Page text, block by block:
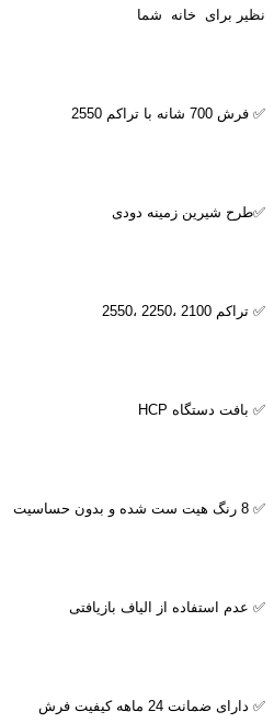
نظیر برای خانه شما
✅ فرش 700 شانه با تراکم 2550
✅طرح شیرین زمینه دودی
✅ تراکم 2100 ،2250 ،2550
✅ بافت دستگاه HCP
✅ 8 رنگ هیت ست شده و بدون حساسیت
✅ عدم استفاده از الیاف بازیافتی
✅ دارای ضمانت 24 ماهه کیفیت فرش